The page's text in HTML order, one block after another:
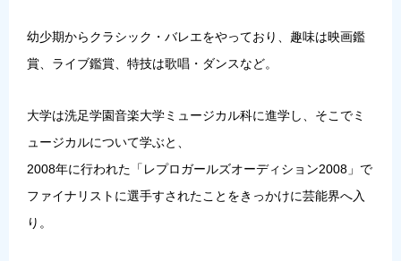
幼少期からクラシック・バレエをやっており、趣味は映画鑑
賞、ライブ鑑賞、特技は歌唱・ダンスなど。
大学は洗足学園音楽大学ミュージカル科に進学し、そこでミ
ュージカルについて学ぶと、
2008年に行われた「レプロガールズオーディション2008」で
ファイナリストに選手すされたことをきっかけに芸能界へ入
り。